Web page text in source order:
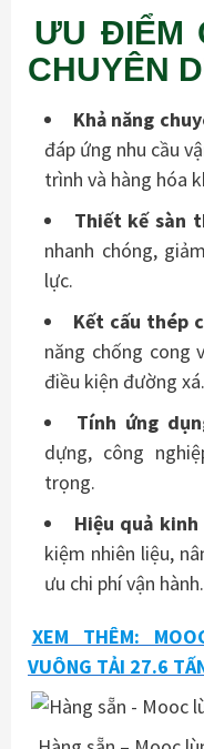
ƯU ĐIỂM
CHUYÊN
Khả năng
đáp ứng nhu cầu
trình và hàng hóa
Thiết kế sàn
nhanh chóng,
lực.
Kết cấu thép
năng chống cong
điều kiện đường xá.
Tính ứng
dựng, công
trọng.
Hiệu quả
kiệm nhiên liệu,
ưu chi phí vận hành.
XEM THÊM:
VUÔNG TẢI 27.6